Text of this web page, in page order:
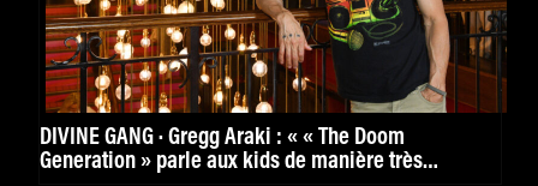
DIVINE GANG · Gregg Araki : « « The Doom
Generation » parle aux kids de manière très